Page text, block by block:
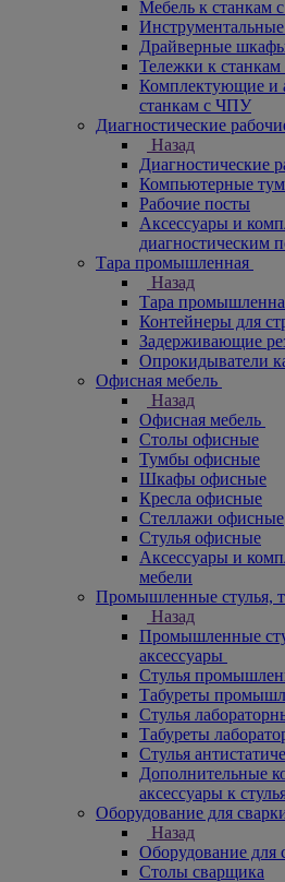
Мебель к станкам
Драйверные
Тележки к
Комплектующие и
станкам с ЧПУ
Диагностические
Назад
Диагностические
Компьютерные
Рабочие посты
Аксессуары и
диагностическим
Тара промышленная
Назад
Тара
Контейнеры для
Задерживающие
Опрокидыватели
Офисная мебель
Назад
Офисная мебель
Столы офисные
Тумбы офисные
Шкафы офисные
Кресла офисные
Стеллажи офисные
Стулья офисные
Аксессуары и
мебели
Промышленные стулья,
Назад
Промышленные
аксессуары
Стулья
Табуреты
Стулья
Табуреты
Стулья
Дополнительные
аксессуары к
Оборудование для
Назад
Оборудование для
Столы сварщика